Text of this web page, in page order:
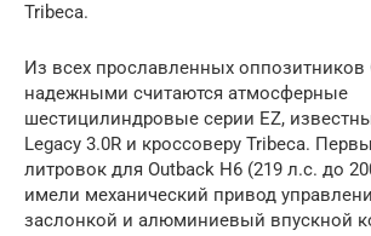
Tribeca.
Из всех прославленных оппозитников
надежными считаются атмосферные
шестицилиндровые серии EZ,
Legacy 3.0R и кроссоверу Tribeca.
литровок для Outback H6 (219 л.с. до
имели механический привод
заслонкой и алюминиевый впускной